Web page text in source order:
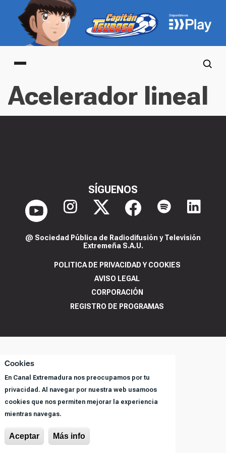
Cookies
En Canal Extremadura nos preocupamos por tu
privacidad. Al navegar por nuestra web usamoos
cookies que nos permiten mejorar la experiencia
mientras navegas.
Aceptar Más info
Main menu
Acelerador lineal
SÍGUENOS
@ Sociedad Pública de Radiodifusión y Televisión
Extremeña S.A.U.
POLITICA DE PRIVACIDAD Y COOKIES
AVISO LEGAL
CORPORACIÓN
REGISTRO DE PROGRAMAS